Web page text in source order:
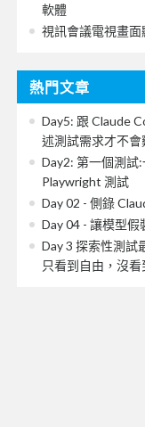
軟體
視訊會議電視畫
熱門文章
Day5: 跟 Claude
述測試需求才不會
Day2: 第一個測試
Playwright 測試
Day 02 - 側錄
Day 04 - 讓模型假
Day 3 探索性測試
只看到自由，沒看